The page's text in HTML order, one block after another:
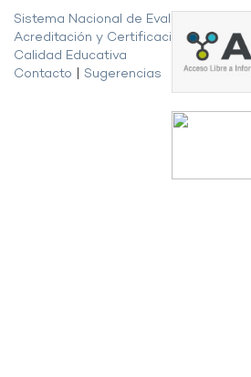
Sistema Nacional de Evaluación,
Acreditación y Certificación de la
Calidad Educativa
Contacto
Sugerencias